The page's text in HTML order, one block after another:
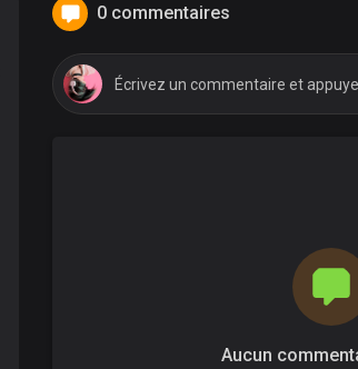
0 commentaires
Aucun